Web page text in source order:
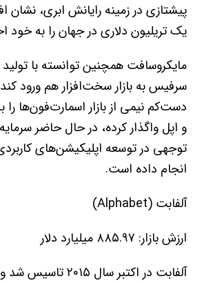
پیشتازی در زمینه رایانش ابری، نشان
یک تریلیون دلاری در جهان را به
مایکروسافت همچنین توانسته با
سرفیس به بازار سخت‌افزار هم ورود
دست‌کم نیمی از بازار اسمارت‌فون‌ها
و اپل واگذار کرده، در حال حاضر
توجهی در توسعه اپلیکیشن‌های
انجام داده است.
آلفابت (Alphabet)
ارزش بازار: ۸۸۵.۹۷ میلیارد دلار
آلفابت در اکتبر سال